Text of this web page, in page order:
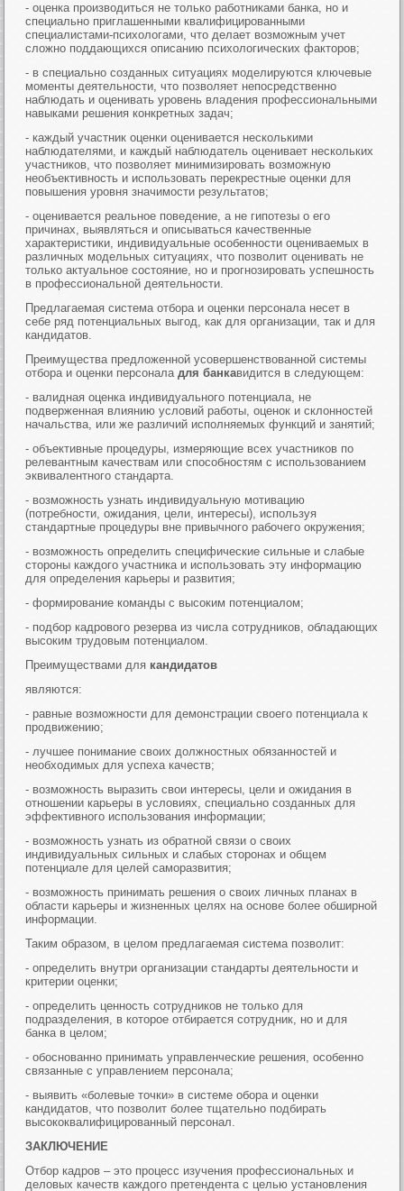
- оценка производиться не только работниками банка, но и
специально приглашенными квалифицированными
специалистами-психологами, что делает возможным учет
сложно поддающихся описанию психологических факторов;
- в специально созданных ситуациях моделируются ключевые
моменты деятельности, что позволяет непосредственно
наблюдать и оценивать уровень владения профессиональными
навыками решения конкретных задач;
- каждый участник оценки оценивается несколькими
наблюдателями, и каждый наблюдатель оценивает нескольких
участников, что позволяет минимизировать возможную
необъективность и использовать перекрестные оценки для
повышения уровня значимости результатов;
- оценивается реальное поведение, а не гипотезы о его
причинах, выявляться и описываться качественные
характеристики, индивидуальные особенности оцениваемых в
различных модельных ситуациях, что позволит оценивать не
только актуальное состояние, но и прогнозировать успешность
в профессиональной деятельности.
Предлагаемая система отбора и оценки персонала несет в
себе ряд потенциальных выгод, как для организации, так и для
кандидатов.
Преимущества предложенной усовершенствованной системы
отбора и оценки персоналадля банкавидится в следующем:
- валидная оценка индивидуального потенциала, не
подверженная влиянию условий работы, оценок и склонностей
начальства, или же различий исполняемых функций и занятий;
- объективные процедуры, измеряющие всех участников по
релевантным качествам или способностям с использованием
эквивалентного стандарта.
- возможность узнать индивидуальную мотивацию
(потребности, ожидания, цели, интересы), используя
стандартные процедуры вне привычного рабочего окружения;
- возможность определить специфические сильные и слабые
стороны каждого участника и использовать эту информацию
для определения карьеры и развития;
- формирование команды с высоким потенциалом;
- подбор кадрового резерва из числа сотрудников, обладающих
высоким трудовым потенциалом.
Преимуществами для кандидатов
являются:
- равные возможности для демонстрации своего потенциала к
продвижению;
- лучшее понимание своих должностных обязанностей и
необходимых для успеха качеств;
- возможность выразить свои интересы, цели и ожидания в
отношении карьеры в условиях, специально созданных для
эффективного использования информации;
- возможность узнать из обратной связи о своих
индивидуальных сильных и слабых сторонах и общем
потенциале для целей саморазвития;
- возможность принимать решения о своих личных планах в
области карьеры и жизненных целях на основе более обширной
информации.
Таким образом, в целом предлагаемая система позволит:
- определить внутри организации стандарты деятельности и
критерии оценки;
- определить ценность сотрудников не только для
подразделения, в которое отбирается сотрудник, но и для
банка в целом;
- обоснованно принимать управленческие решения, особенно
связанные с управлением персонала;
- выявить «болевые точки» в системе обора и оценки
кандидатов, что позволит более тщательно подбирать
высококвалифицированный персонал.
ЗАКЛЮЧЕНИЕ
Отбор кадров – это процесс изучения профессиональных и
деловых качеств каждого претендента с целью установления